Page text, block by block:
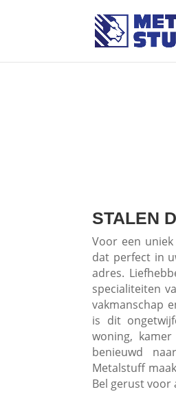
STALEN
Voor een
dat perfect in
adres.
specialiteiten
vakmanschap
is dit
woning,
benieuwd
Metalstuff
Bel gerust voor